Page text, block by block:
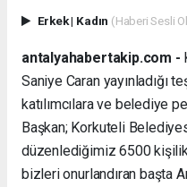
Erkek| Kadın (Haberi Sesli
antalyahabertakip.com -
Saniye Caran yayınladığı
katılımcılara ve belediye
Başkan; Korkuteli
düzenlediğimiz 6500 kişilik
bizleri onurlandıran başta